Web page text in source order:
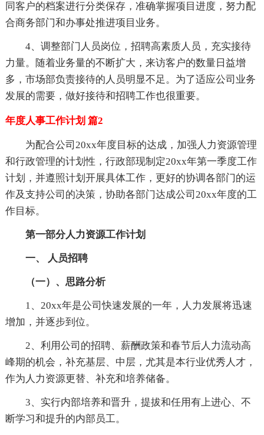
同客户的档案进行分类保存，准确掌握项目进度，努力配
合商务部门和办事处推进项目业务。
4、调整部门人员岗位，招聘高素质人员，充实接待
力量。随着业务量的不断扩大，来访客户的数量日益增
多，市场部负责接待的人员明显不足。为了适应公司业务
发展的需要，做好接待和招聘工作也很重要。
年度人事工作计划 篇2
为配合公司20xx年度目标的达成，加强人力资源管理
和行政管理的计划性，行政部现制定20xx年第一季度工作
计划，并遵照计划开展具体工作，更好的协调各部门的运
作及支持公司的决策，协助各部门达成公司20xx年度的工
作目标。
第一部分人力资源工作计划
一、 人员招聘
（一）、思路分析
1、20xx年是公司快速发展的一年，人力发展将迅速
增加，并逐步到位。
2、利用公司的招聘、薪酬政策和春节后人力流动高
峰期的机会，补充基层、中层，尤其是本行业优秀人才，
作为人力资源更替、补充和培养储备。
3、实行内部培养和晋升，提拔和任用有上进心、不
断学习和提升的内部员工。